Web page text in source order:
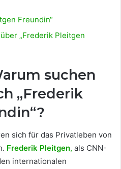
Freundin“
„Frederik Pleitgen
suchen
„Frederik
sich für das Privatleben von
Frederik Pleitgen, als CNN-
internationalen